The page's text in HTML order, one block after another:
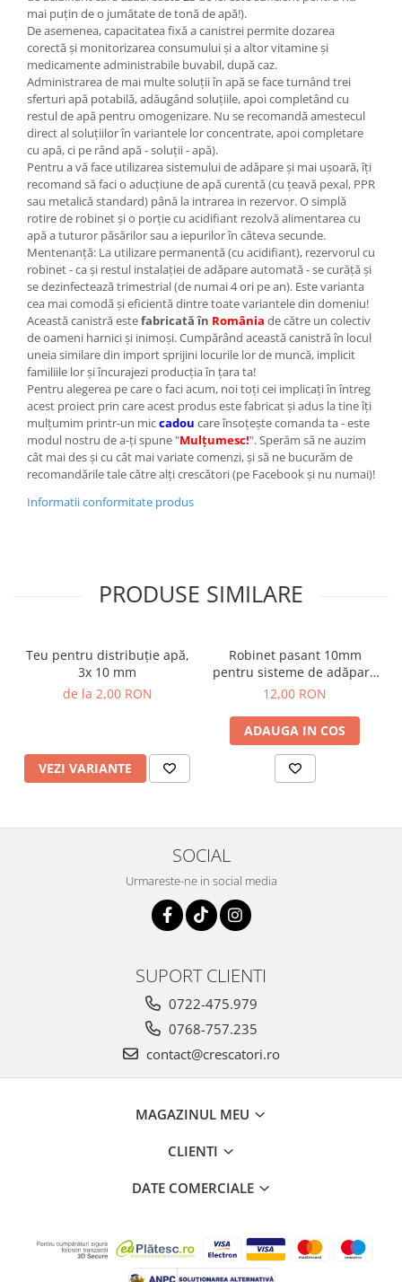
mai puţin de o jumătate de tonă de apă!).
De asemenea, capacitatea fixă a canistrei permite dozarea
corectă şi monitorizarea consumului şi a altor vitamine şi
medicamente administrabile buvabil, după caz.
Administrarea de mai multe soluţii în apă se face turnând trei
sferturi apă potabilă, adăugând soluţiile, apoi completând cu
restul de apă pentru omogenizare. Nu se recomandă amestecul
direct al soluţiilor în variantele lor concentrate, apoi completare
cu apă, ci pe rând apă - soluţii - apă).
Pentru a vă face utilizarea sistemului de adăpare şi mai uşoară, îţi
recomand să faci o aducţiune de apă curentă (cu ţeavă pexal, PPR
sau metalică standard) până la intrarea in rezervor. O simplă
rotire de robinet şi o porţie cu acidifiant rezolvă alimentarea cu
apă a tuturor păsărilor sau a iepurilor în câteva secunde.
Mentenanţă: La utilizare permanentă (cu acidifiant), rezervorul cu
robinet - ca şi restul instalaţiei de adăpare automată - se curăţă şi
se dezinfectează trimestrial (de numai 4 ori pe an). Este varianta
cea mai comodă şi eficientă dintre toate variantele din domeniu!
Această canistră estefabricată în România de către un colectiv
de oameni harnici şi inimoşi. Cumpărând această canistră în locul
uneia similare din import sprijini locurile lor de muncă, implicit
familiile lor şi încurajezi producţia în ţara ta!
Pentru alegerea pe care o faci acum, noi toţi cei implicaţi în întreg
acest proiect prin care acest produs este fabricat şi adus la tine îţi
mulţumim printr-un miccadou care însoţeşte comanda ta - este
modul nostru de a-ţi spune "Mulţumesc!". Sperăm să ne auzim
cât mai des şi cu cât mai variate comenzi, şi să ne bucurăm de
recomandările tale către alţi crescători (pe Facebook şi nu numai)!
Informatii conformitate produs
PRODUSE SIMILARE
Teu pentru distribuţie apă,
3x 10 mm
de la 2,00 RON
VEZI VARIANTE
Robinet pasant 10mm
pentru sisteme de adăpare
automată a păsărilor
12,00 RON
ADAUGA IN COS
SOCIAL
Urmareste-ne in social media
SUPORT CLIENTI
0722-475.979
0768-757.235
contact@crescatori.ro
MAGAZINUL MEU
CLIENTI
DATE COMERCIALE